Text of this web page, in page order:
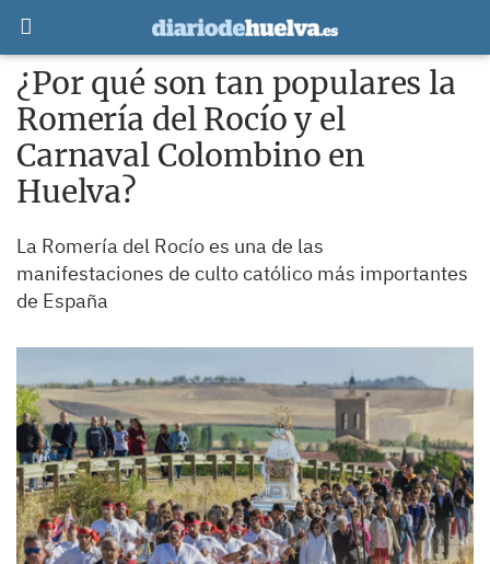
¿Por qué son tan populares la
Romería del Rocío y el
Carnaval Colombino en
Huelva?
La Romería del Rocío es una de las
manifestaciones de culto católico más importantes
de España